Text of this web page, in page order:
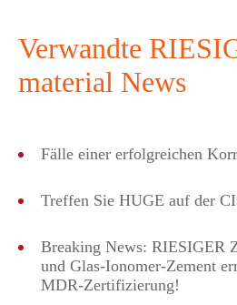
Verwandte
material News
Fälle einer erfolgreichen
Treffen Sie HUGE auf der
Breaking News: RIESIGER
und Glas-Ionomer-Zement
MDR-Zertifizierung!